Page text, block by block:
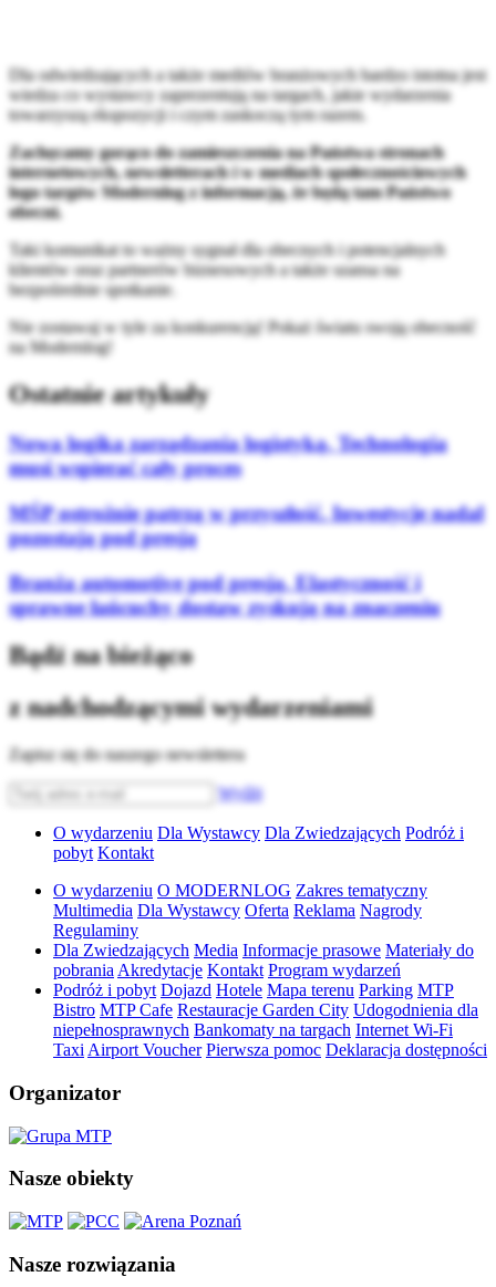
Dla odwiedzających a także mediów branżowych bardzo istotna jest
wiedza co wystawcy zaprezentują na targach, jakie wydarzenia
towarzyszą ekspozycji i czym zaskoczą tym razem.
Zachęcamy gorąco do zamieszczenia na Państwa stronach
internetowych, newsletterach i w mediach społecznościowych
logo targów Modernlog z informacją, że będą tam Państwo
obecni.
Taki komunikat to ważny sygnał dla obecnych i potencjalnych
klientów oraz partnerów biznesowych a także szansa na
bezpośrednie spotkanie.
Nie zostawaj w tyle za konkurencją! Pokaż światu swoją obecność
na Modernlog!
Ostatnie artykuły
Nowa logika zarządzania logistyką. Technologia
musi wspierać cały proces
MŚP ostrożnie patrzą w przyszłość. Inwestycje nadal
pozostają pod presją
Branża automotive pod presją. Elastyczność i
sprawne łańcuchy dostaw zyskują na znaczeniu
Bądź na bieżąco
z nadchodzącymi wydarzeniami
Zapisz się do naszego newslettera
Wyślij
O wydarzeniu Dla Wystawcy Dla Zwiedzających Podróż i
pobyt Kontakt
O wydarzeniu O MODERNLOG Zakres tematyczny
Multimedia Dla Wystawcy Oferta Reklama Nagrody
Regulaminy
Dla Zwiedzających Media Informacje prasowe Materiały do
pobrania Akredytacje Kontakt Program wydarzeń
Podróż i pobyt Dojazd Hotele Mapa terenu Parking MTP
Bistro MTP Cafe Restauracje Garden City Udogodnienia dla
niepełnosprawnych Bankomaty na targach Internet Wi-Fi
Taxi Airport Voucher Pierwsza pomoc Deklaracja dostępności
Organizator
Nasze obiekty
Nasze rozwiązania